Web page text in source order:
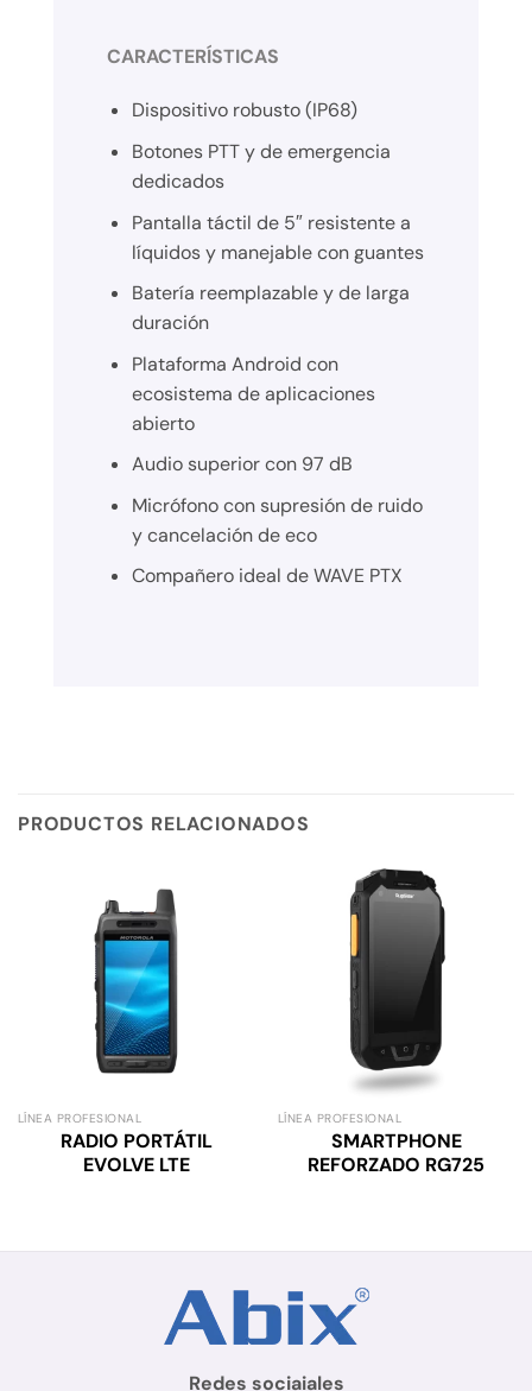
CARACTERÍSTICAS
Dispositivo robusto (IP68)
Botones PTT y de emergencia
dedicados
Pantalla táctil de 5″ resistente a
líquidos y manejable con guantes
Batería reemplazable y de larga
duración
Plataforma Android con
ecosistema de aplicaciones
abierto
Audio superior con 97 dB
Micrófono con supresión de ruido
y cancelación de eco
Compañero ideal de WAVE PTX
PRODUCTOS RELACIONADOS
LÍNEA PROFESIONAL
RADIO PORTÁTIL
EVOLVE LTE
LÍNEA PROFESIONAL
SMARTPHONE
REFORZADO RG725
Redes sociaiales